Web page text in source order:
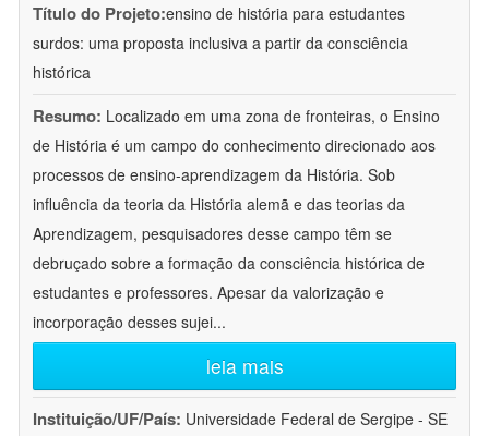
Título do Projeto:ensino de história para estudantes
surdos: uma proposta inclusiva a partir da consciência
histórica
Resumo: Localizado em uma zona de fronteiras, o Ensino
de História é um campo do conhecimento direcionado aos
processos de ensino-aprendizagem da História. Sob
influência da teoria da História alemã e das teorias da
Aprendizagem, pesquisadores desse campo têm se
debruçado sobre a formação da consciência histórica de
estudantes e professores. Apesar da valorização e
incorporação desses sujei...
leia mais
Instituição/UF/País: Universidade Federal de Sergipe - SE